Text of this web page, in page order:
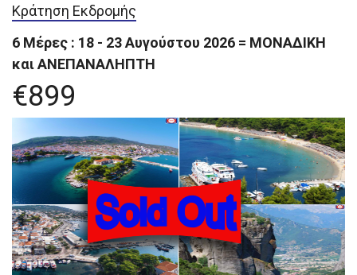
Κράτηση Εκδρομής
6 Μέρες : 18 - 23 Αυγούστου 2026 = ΜΟΝΑΔΙΚΗ
και ΑΝΕΠΑΝΑΛΗΠΤΗ
€899